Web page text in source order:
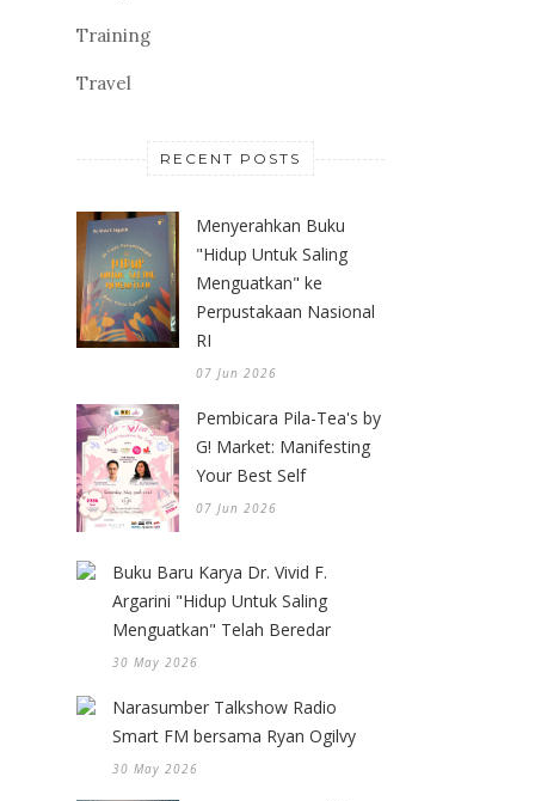
Training
Travel
RECENT POSTS
Menyerahkan Buku
"Hidup Untuk Saling
Menguatkan" ke
Perpustakaan Nasional
RI
07 Jun 2026
Pembicara Pila-Tea's by
G! Market: Manifesting
Your Best Self
07 Jun 2026
Buku Baru Karya Dr. Vivid F.
Argarini "Hidup Untuk Saling
Menguatkan" Telah Beredar
30 May 2026
Narasumber Talkshow Radio
Smart FM bersama Ryan Ogilvy
30 May 2026